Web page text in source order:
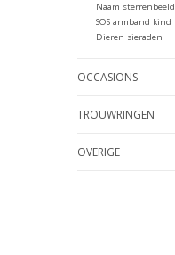
Naam sterrenbeeld
SOS armband kind
Dieren sieraden
OCCASIONS
TROUWRINGEN
OVERIGE